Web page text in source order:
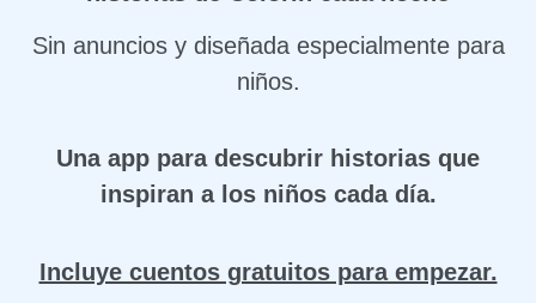
Sin anuncios y diseñada especialmente para
niños.
Una app para descubrir historias que
inspiran a los niños cada día.
Incluye cuentos gratuitos para empezar.